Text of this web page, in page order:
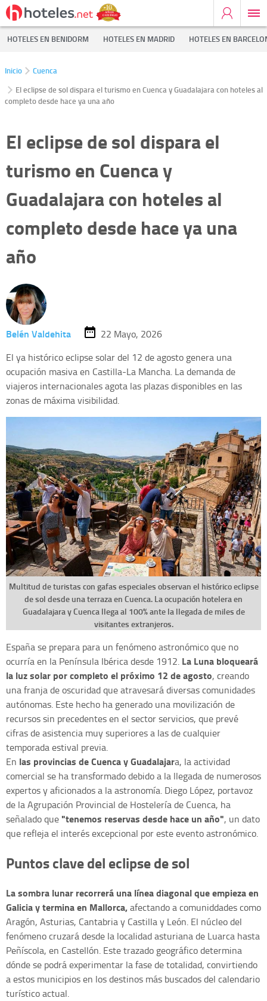
HOTELES EN BENIDORM HOTELES EN MADRID HOTELES EN
Inicio
Cuenca
El eclipse de sol dispara el turismo en Cuenca y Guadalajara con hoteles al
completo desde hace ya una año
El eclipse de sol dispara el
turismo en Cuenca y
Guadalajara con hoteles al
completo desde hace ya una
año
Belén Valdehita
22 Mayo, 2026
El ya histórico eclipse solar del 12 de agosto genera una
ocupación masiva en Castilla-La Mancha. La demanda de
viajeros internacionales agota las plazas disponibles en las
zonas de máxima visibilidad.
Multitud de turistas con gafas especiales observan el histórico eclipse
de sol desde una terraza en Cuenca. La ocupación hotelera en
Guadalajara y Cuenca llega al 100% ante la llegada de miles de
visitantes extranjeros.
España se prepara para un fenómeno astronómico que no
ocurría en la Península Ibérica desde 1912. La Luna bloqueará
la luz solar por completo el próximo 12 de agosto, creando
una franja de oscuridad que atravesará diversas comunidades
autónomas. Este hecho ha generado una movilización de
recursos sin precedentes en el sector servicios, que prevé
cifras de asistencia muy superiores a las de cualquier
temporada estival previa.
En las provincias de Cuenca y Guadalajara, la actividad
comercial se ha transformado debido a la llegada de numerosos
expertos y aficionados a la astronomía. Diego López, portavoz
de la Agrupación Provincial de Hostelería de Cuenca, ha
señalado que "tenemos reservas desde hace un año", un dato
que refleja el interés excepcional por este evento astronómico.
Puntos clave del eclipse de sol
La sombra lunar recorrerá una línea diagonal que empieza en
Galicia y termina en Mallorca,afectando a comuniddades como
Aragón, Asturias, Cantabria y Castilla y León. El núcleo del
fenómeno cruzará desde la localidad asturiana de Luarca hasta
Peñíscola, en Castellón. Este trazado geográfico determina
dónde se podrá experimentar la fase de totalidad, convirtiendo
a estos municipios en los destinos más buscados del calendario
turístico actual.